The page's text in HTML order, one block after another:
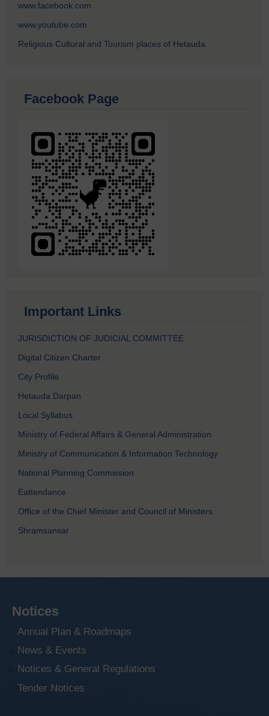
www.facebook.com
www.youtube.com
Religious Cultural and Tourism places of Hetauda
Facebook Page
Important Links
JURISDICTION OF JUDICIAL COMMITTEE
Digital Citizen Charter
City Profile
Hetauda Darpan
Local Syllabus
Ministry of Federal Affairs & General Administration
Ministry of Communication & Information Technology
National Planning Commission
Eattendance
Office of the Chief Minister and Council of Ministers
Shramsansar
Notices
Annual Plan & Roadmaps
News & Events
Notices & General Regulations
Tender Notices